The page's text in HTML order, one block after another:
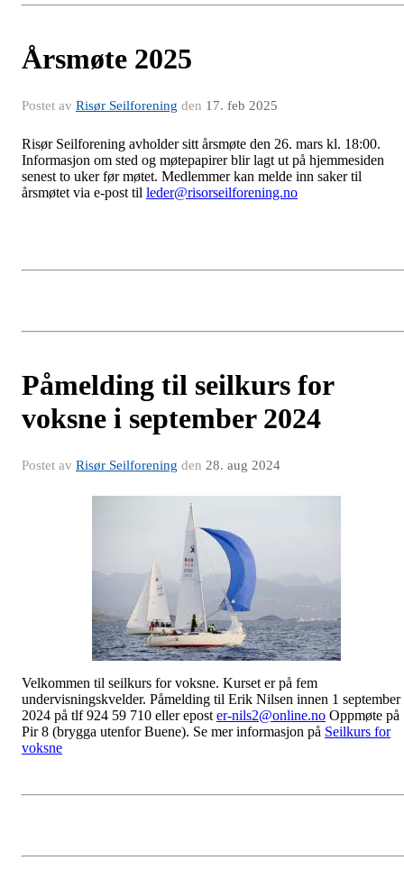
Årsmøte 2025
Postet av Risør Seilforening den 17. feb 2025
Risør Seilforening avholder sitt årsmøte den 26. mars kl. 18:00.
Informasjon om sted og møtepapirer blir lagt ut på hjemmesiden
senest to uker før møtet. Medlemmer kan melde inn saker til
årsmøtet via e-post til leder@risorseilforening.no
Påmelding til seilkurs for
voksne i september 2024
Postet av Risør Seilforening den 28. aug 2024
Velkommen til seilkurs for voksne. Kurset er på fem
undervisningskvelder. Påmelding til Erik Nilsen innen 1 september
2024 på tlf 924 59 710 eller epost er-nils2@online.no Oppmøte på
Pir 8 (brygga utenfor Buene). Se mer informasjon på Seilkurs for
voksne